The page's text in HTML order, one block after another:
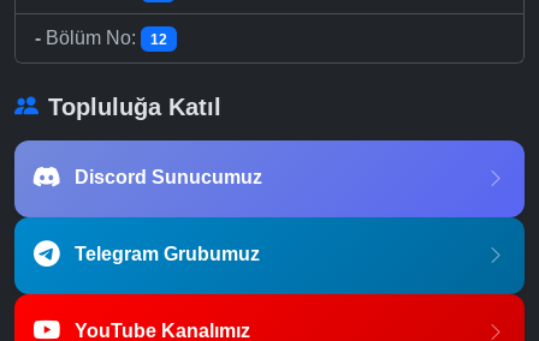
- Bölüm No: 12
Topluluğa Katıl
Discord Sunucumuz
Telegram Grubumuz
YouTube Kanalımız